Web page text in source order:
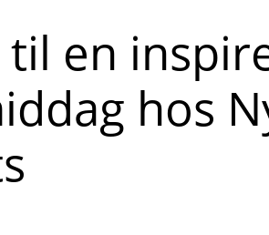
til en
hos